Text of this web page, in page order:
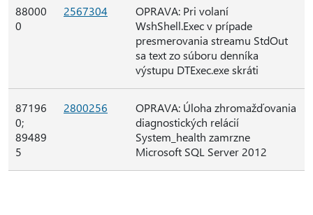
88000
0
2567304
OPRAVA: Pri volaní
WshShell.Exec v prípade
presmerovania streamu StdOut
sa text zo súboru denníka
výstupu DTExec.exe skráti
87196
0;
89489
5
2800256
OPRAVA: Úloha zhromažďovania
diagnostických relácií
System_health zamrzne
Microsoft SQL Server 2012